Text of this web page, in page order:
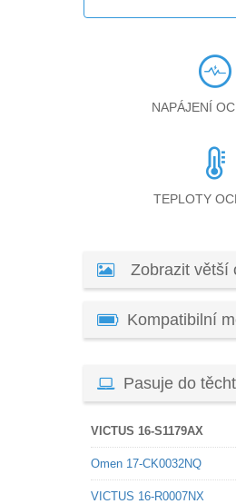
NAPÁJENÍ
TEPLOTY
Zobrazit větší
Kompatibilní
Pasuje do
VICTUS 16-S1179AX
Omen 17-CK0032NQ
VICTUS 16-R0007NX